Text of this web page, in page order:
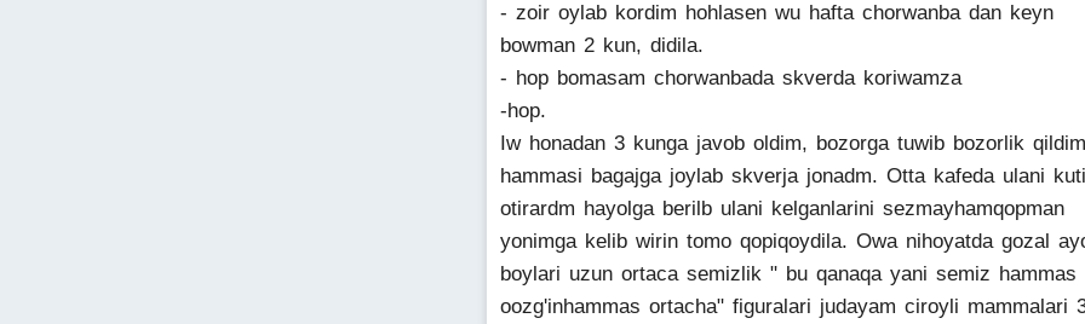
- zoir oylab kordim hohlasen wu hafta chorwanba dan keyn
bowman 2 kun, didila.
- hop bomasam chorwanbada skverda koriwamza
-hop.
Iw honadan 3 kunga javob oldim, bozorga tuwib bozorlik qildim
hammasi bagajga joylab skverja jonadm. Otta kafeda ulani
otirardm hayolga berilb ulani kelganlarini sezmayhamqopman
yonimga kelib wirin tomo qopiqoydila. Owa nihoyatda gozal
boylari uzun ortaca semizlik " bu qanaqa yani semiz hammas
oozg'inhammas ortacha" figuralari judayam ciroyli mammalari